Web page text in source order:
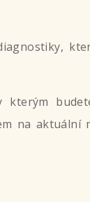
kterým
na aktuální